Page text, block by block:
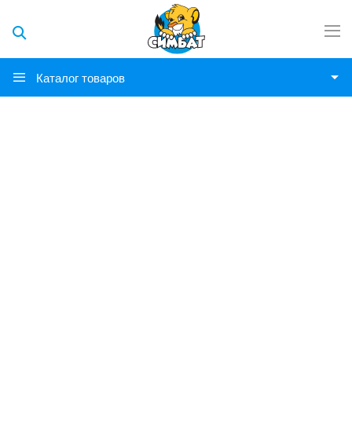
Каталог товаров